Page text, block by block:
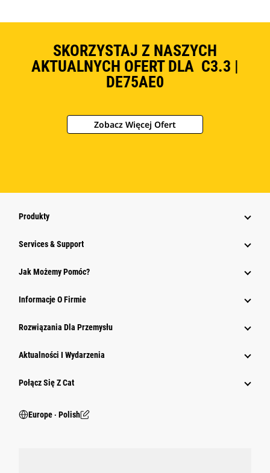
SKORZYSTAJ Z NASZYCH
AKTUALNYCH OFERT DLA C3.3 |
DE75AE0
Zobacz Więcej Ofert
Produkty
Services & Support
Jak Możemy Pomóc?
Informacje O Firmie
Rozwiązania Dla Przemysłu
Aktualności I Wydarzenia
Połącz Się Z Cat
Europe ‧ Polish